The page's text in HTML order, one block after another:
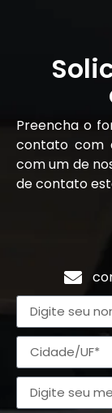
Preencha o
contato com
com um de
de contato